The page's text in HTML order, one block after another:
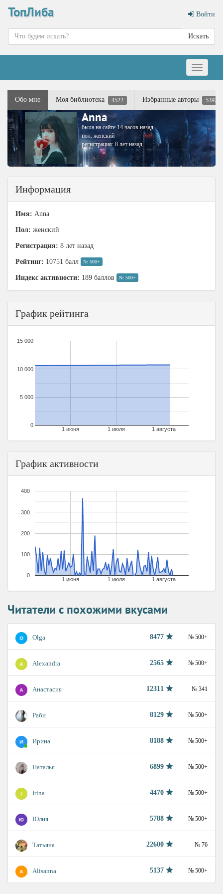
ТопЛиба Войти
Искать
Меню
Обо мне Моя библиотека 4522 Избранные авторы 5392
Anna
была на сайте 14 часов назад
пол: женский
регистрация: 8 лет назад
Информация
Имя: Anna
Пол: женский
Регистрация: 8 лет назад
Рейтинг: 10751 балл № 500+
Индекс активности: 189 баллов № 500+
График рейтинга
1 июня 1 июля 1 августа
0
5 000
10 000
15 000
График активности
1 июня 1 июля 1 августа
0
100
200
300
400
Читатели с похожими вкусами
Olga 8477 № 500+
Alexandra 2565 № 500+
Анастасия 12311 № 341
Раби 8129 № 500+
Ирина 8188 № 500+
Наталья 6899 № 500+
Irina 4470 № 500+
Юлия 5788 № 500+
Татьяна 22600 № 76
Alisanna 5137 № 500+